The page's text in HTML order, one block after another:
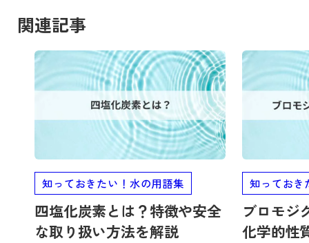
関連記事
知っておきたい！水の用語集
四塩化炭素とは？特徴や安全
な取り扱い方法を解説
記事を読む
知っておき
ブロモジ
化学的性
記事を読む